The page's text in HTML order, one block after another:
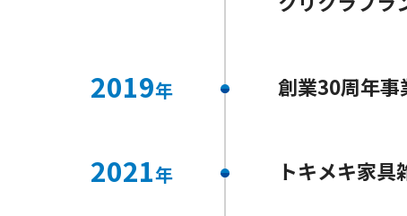
2019年 創業30周年事
2021年 トキメキ家